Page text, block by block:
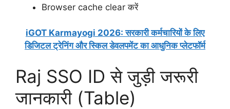
Browser cache clear करें
iGOT Karmayogi 2026: सरकारी कर्मचारियों के लिए
डिजिटल ट्रेनिंग और स्किल डेवलपमेंट का आधुनिक प्लेटफॉर्म
Raj SSO ID से जुड़ी जरूरी
जानकारी (Table)